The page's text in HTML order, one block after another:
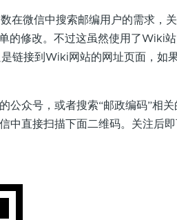
微信中搜索邮编用户的需求，
的修改。不过这虽然使用了Wiki站
链接到Wiki网站的网址页面，如
众号，或者搜索“邮政编码”相关
中直接扫描下面二维码。关注后